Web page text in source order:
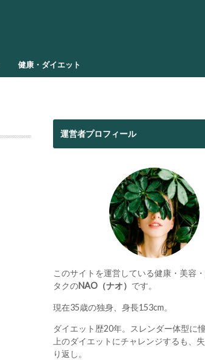
健康・ダイエット
運営者プロフィール
このサイトを運営している健康・美容
タクのNAO（ナオ） です。
現在35歳の独身、身長153cm。
ダイエット歴20年。スレンダー体型に
上のダイエットにチャレンジするも、
り返し。